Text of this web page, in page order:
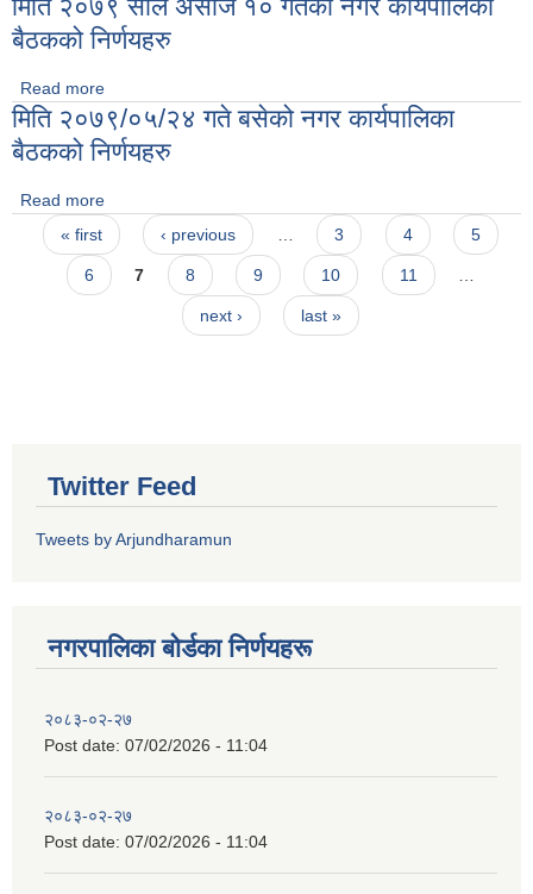
मिति २०७९ साल असोज १० गतेको नगर कार्यपालिका
बैठकको निर्णयहरु
Read more
निर्णयहरु
मिति २०७९/०५/२४ गते बसेको नगर कार्यपालिका
बैठकको निर्णयहरु
Read more
निर्णयहरु
Pages
« first ‹ previous … 3 4 5
6 7 8 9 10 11 …
next › last »
Twitter Feed
Tweets by Arjundharamun
नगरपालिका बाेर्डका निर्णयहरू
२०८३-०२-२७
Post date: 07/02/2026 - 11:04
२०८३-०२-२७
Post date: 07/02/2026 - 11:04